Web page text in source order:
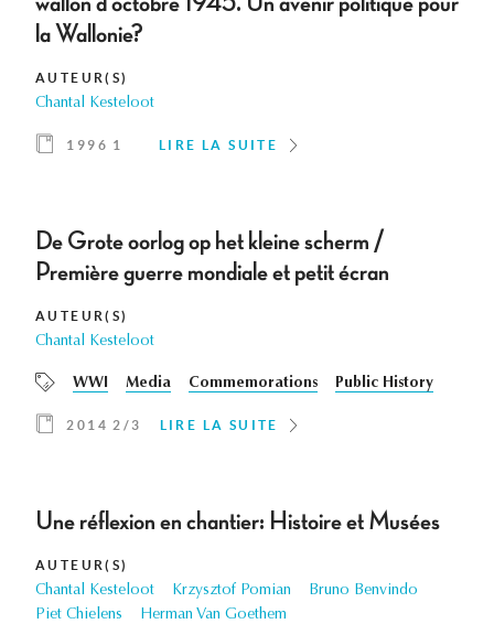
la Wallonie?
AUTEUR(S)
Chantal Kesteloot
1996 1 LIRE LA SUITE
De Grote oorlog op het kleine scherm /
Première guerre mondiale et petit écran
AUTEUR(S)
Chantal Kesteloot
WWI Media Commemorations Public History
2014 2/3 LIRE LA SUITE
Une réflexion en chantier: Histoire et Musées
AUTEUR(S)
Chantal Kesteloot Krzysztof Pomian
Bruno Benvindo
Piet Chielens
Herman Van Goethem